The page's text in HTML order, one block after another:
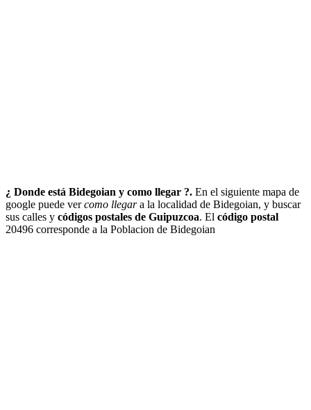
¿ Donde está Bidegoian y como llegar ?. En el siguiente mapa de
google puede vercomo llegara la localidad de Bidegoian, y buscar
sus calles y códigos postales de Guipuzcoa. El código postal
20496 corresponde a la Poblacion de Bidegoian